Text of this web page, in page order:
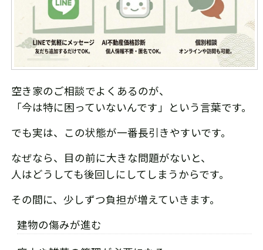
空き家のご相談でよくあるのが、
「今は特に困っていないんです」という言葉です。
でも実は、この状態が一番長引きやすいです。
なぜなら、目の前に大きな問題がないと、
人はどうしても後回しにしてしまうからです。
その間に、少しずつ負担が増えていきます。
建物の傷みが進む